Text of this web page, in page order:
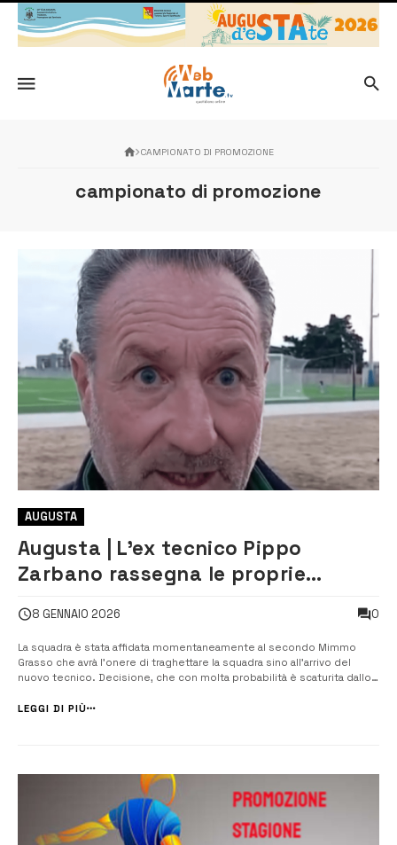
CAMPIONATO DI PROMOZIONE
campionato di promozione
AUGUSTA
Augusta | L’ex tecnico Pippo
Zarbano rassegna le proprie
8 GENNAIO 2026 0
La squadra è stata affidata momentaneamente al secondo Mimmo
Grasso che avrà l’onere di traghettare la squadra sino all’arrivo del
nuovo tecnico. Decisione, che con molta probabilità è scaturita dallo
partite), accompagnato dalle aspre critiche dei tifosi alla società ...
LEGGI DI PIÙ